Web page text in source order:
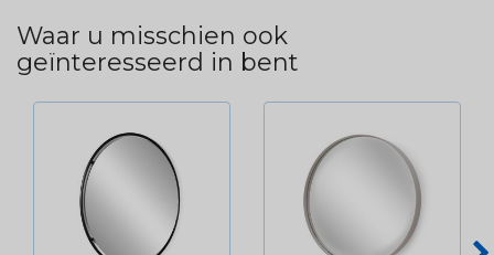
Waar u misschien ook
geïnteresseerd in bent